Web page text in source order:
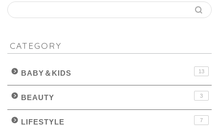
CATEGORY
BABY＆KIDS 13
BEAUTY 3
LIFESTYLE 7